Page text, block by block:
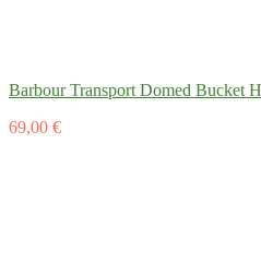
Barbour Transport Domed Bucket
69,00 €